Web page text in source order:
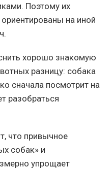
Поэтому их
на иной
хорошо знакомую
разницу: собака
сначала посмотрит на
разобраться
что привычное
собак» и
упрощает